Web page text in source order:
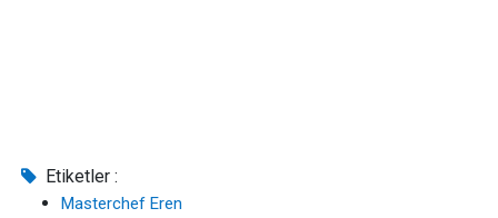
Etiketler :
Masterchef Eren